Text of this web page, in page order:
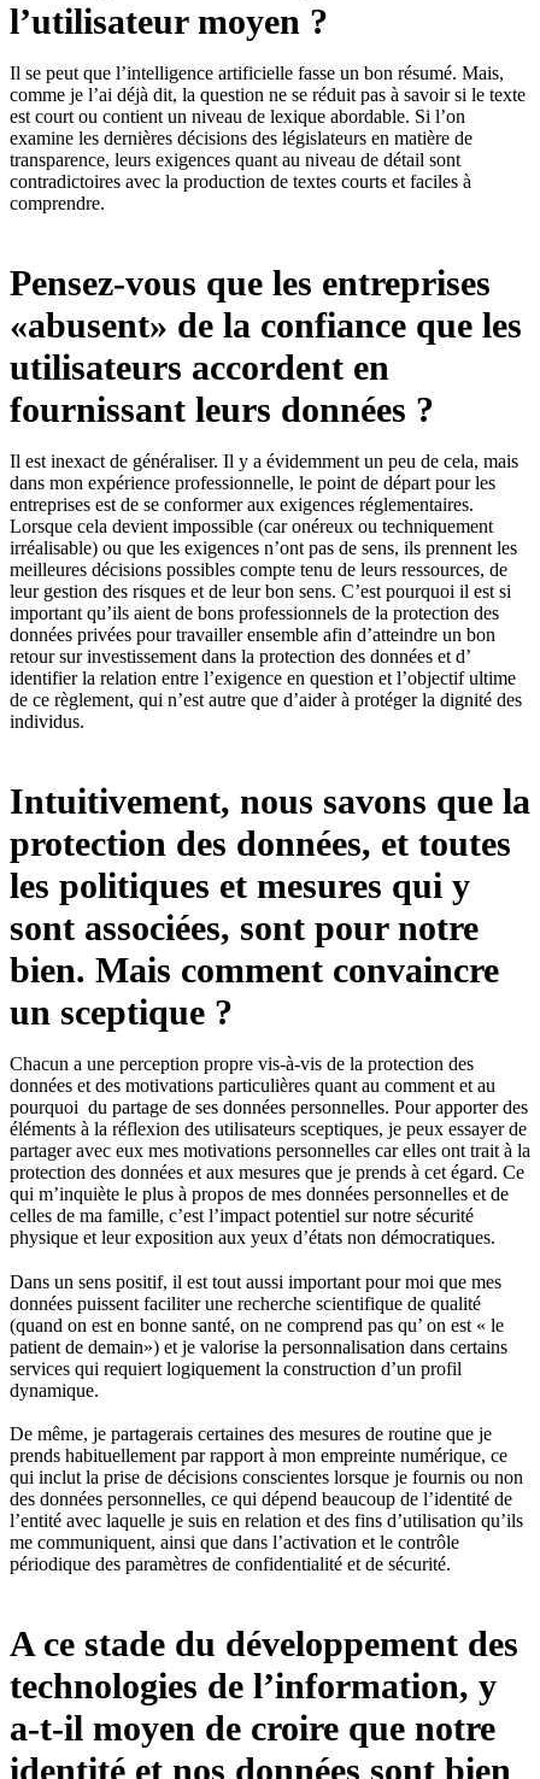
l’utilisateur moyen ?
Il se peut que l’intelligence artificielle fasse un bon résumé. Mais,
comme je l’ai déjà dit, la question ne se réduit pas à savoir si le texte
est court ou contient un niveau de lexique abordable. Si l’on
examine les dernières décisions des législateurs en matière de
transparence, leurs exigences quant au niveau de détail sont
contradictoires avec la production de textes courts et faciles à
comprendre.
Pensez-vous que les entreprises
«abusent» de la confiance que les
utilisateurs accordent en
fournissant leurs données ?
Il est inexact de généraliser. Il y a évidemment un peu de cela, mais
dans mon expérience professionnelle, le point de départ pour les
entreprises est de se conformer aux exigences réglementaires.
Lorsque cela devient impossible (car onéreux ou techniquement
irréalisable) ou que les exigences n’ont pas de sens, ils prennent les
meilleures décisions possibles compte tenu de leurs ressources, de
leur gestion des risques et de leur bon sens. C’est pourquoi il est si
important qu’ils aient de bons professionnels de la protection des
données privées pour travailler ensemble afin d’atteindre un bon
retour sur investissement dans la protection des données et d’
identifier la relation entre l’exigence en question et l’objectif ultime
de ce règlement, qui n’est autre que d’aider à protéger la dignité des
individus.
Intuitivement, nous savons que la
protection des données, et toutes
les politiques et mesures qui y
sont associées, sont pour notre
bien. Mais comment convaincre
un sceptique ?
Chacun a une perception propre vis-à-vis de la protection des
données et des motivations particulières quant au comment et au
pourquoi du partage de ses données personnelles. Pour apporter des
éléments à la réflexion des utilisateurs sceptiques, je peux essayer de
partager avec eux mes motivations personnelles car elles ont trait à la
protection des données et aux mesures que je prends à cet égard. Ce
qui m’inquiète le plus à propos de mes données personnelles et de
celles de ma famille, c’est l’impact potentiel sur notre sécurité
physique et leur exposition aux yeux d’états non démocratiques.
Dans un sens positif, il est tout aussi important pour moi que mes
données puissent faciliter une recherche scientifique de qualité
(quand on est en bonne santé, on ne comprend pas qu’ on est « le
patient de demain») et je valorise la personnalisation dans certains
services qui requiert logiquement la construction d’un profil
dynamique.
De même, je partagerais certaines des mesures de routine que je
prends habituellement par rapport à mon empreinte numérique, ce
qui inclut la prise de décisions conscientes lorsque je fournis ou non
des données personnelles, ce qui dépend beaucoup de l’identité de
l’entité avec laquelle je suis en relation et des fins d’utilisation qu’ils
me communiquent, ainsi que dans l’activation et le contrôle
périodique des paramètres de confidentialité et de sécurité.
A ce stade du développement des
technologies de l’information, y
a-t-il moyen de croire que notre
identité et nos données sont bien